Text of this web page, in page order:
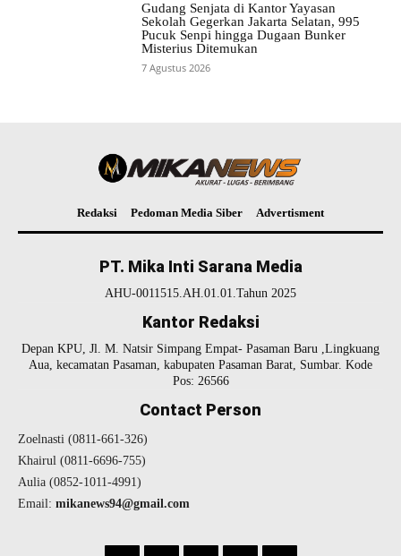
Gudang Senjata di Kantor Yayasan
Sekolah Gegerkan Jakarta Selatan, 995
Pucuk Senpi hingga Dugaan Bunker
Misterius Ditemukan
7 Agustus 2026
Redaksi Pedoman Media Siber Advertisment
PT. Mika Inti Sarana Media
AHU-0011515.AH.01.01.Tahun 2025
Kantor Redaksi
Depan KPU, Jl. M. Natsir Simpang Empat- Pasaman Baru ,Lingkuang
Aua, kecamatan Pasaman, kabupaten Pasaman Barat, Sumbar. Kode
Pos: 26566
Contact Person
Zoelnasti (0811-661-326)
Khairul (0811-6696-755)
Aulia (0852-1011-4991)
Email: mikanews94@gmail.com